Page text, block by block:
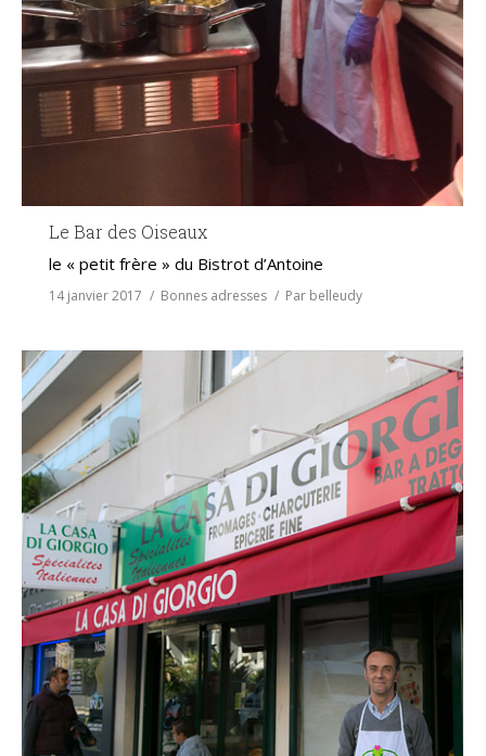
Le Bar des Oiseaux
le « petit frère » du Bistrot d’Antoine
14 janvier 2017 Bonnes adresses Par belleudy